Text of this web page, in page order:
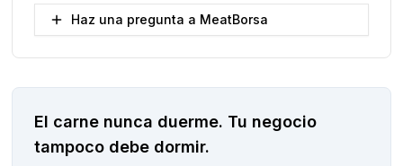
Haz una pregunta a MeatBorsa
El carne nunca duerme. Tu negocio
tampoco debe dormir.